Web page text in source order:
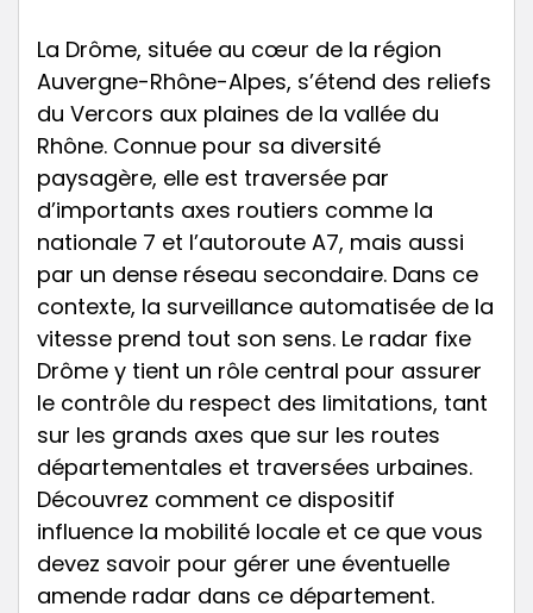
La Drôme, située au cœur de la région
Auvergne-Rhône-Alpes, s’étend des reliefs
du Vercors aux plaines de la vallée du
Rhône. Connue pour sa diversité
paysagère, elle est traversée par
d’importants axes routiers comme la
nationale 7 et l’autoroute A7, mais aussi
par un dense réseau secondaire. Dans ce
contexte, la surveillance automatisée de la
vitesse prend tout son sens. Le radar fixe
Drôme y tient un rôle central pour assurer
le contrôle du respect des limitations, tant
sur les grands axes que sur les routes
départementales et traversées urbaines.
Découvrez comment ce dispositif
influence la mobilité locale et ce que vous
devez savoir pour gérer une éventuelle
amende radar dans ce département.